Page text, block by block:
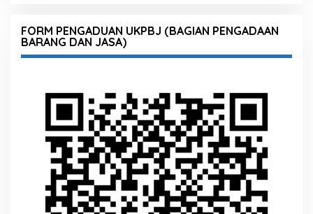
FORM PENGADUAN UKPBJ (BAGIAN PENGADAAN
BARANG DAN JASA)